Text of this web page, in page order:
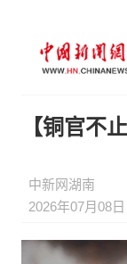
【铜官不
中新网湖南
2026年07月08